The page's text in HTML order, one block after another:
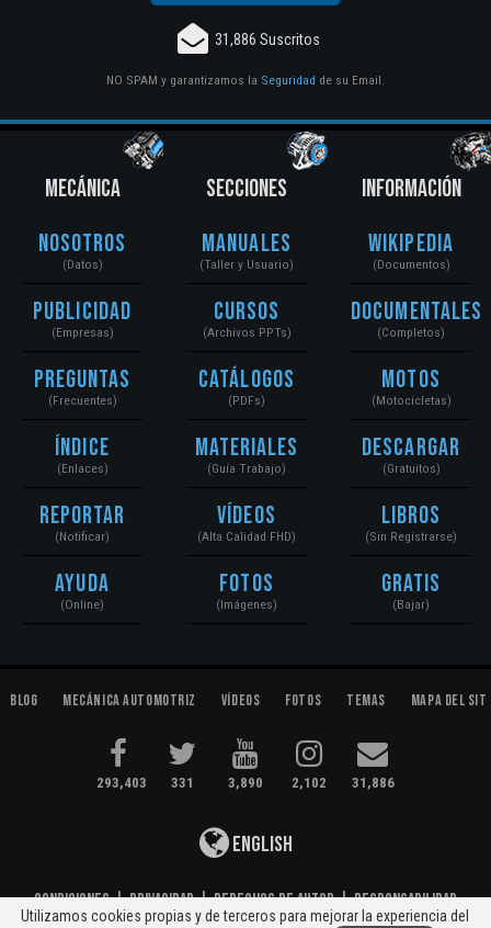
31,886 Suscritos
NO SPAM y garantizamos la Seguridad de su Email.
MECÁNICA
Nosotros
(Datos)
Publicidad
(Empresas)
Preguntas
(Frecuentes)
Índice
(Enlaces)
Reportar
(Notificar)
Ayuda
(Online)
SECCIONES
Manuales
(Taller y Usuario)
Cursos
(Archivos PPTs)
Catálogos
(PDFs)
Materiales
(Guía Trabajo)
Vídeos
(Alta Calidad FHD)
Fotos
(Imágenes)
INFORMACIÓN
Wikipedia
(Documentos)
Documentales
(Completos)
Motos
(Motocicletas)
Descargar
(Gratuitos)
Libros
(Sin Registrarse)
Gratis
(Bajar)
Blog Mecánica Automotriz Vídeos Fotos Temas Mapa del
293,403 331 3,890 2,102 31,886
English
Condiciones|Privacidad|Derechos de Autor|Responsabilidad
Utilizamos cookies propias y de terceros para mejorar la experiencia del